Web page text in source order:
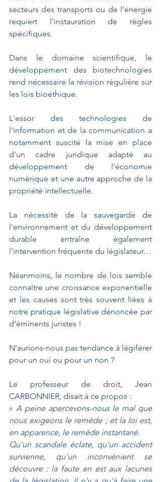
secteurs des transports ou de l’énergie
requiert l'instauration de règles
spécifiques.
Dans le domaine scientifique, le
développement des biotechnologies
rend nécessaire la révision régulière sur
les lois bioéthique.
L'essor des technologies de
l'information et de la communication a
notamment suscité la mise en place
d'un cadre juridique adapté au
développement de l'économie
numérique et une autre approche de la
propriété intellectuelle.
La nécessité de la sauvegarde de
l'environnement et du développement
durable entraîne également
l'intervention fréquente du législateur…
Néanmoins, le nombre de lois semble
connaître une croissance exponentielle
et les causes sont très souvent liées à
notre pratique législative dénoncée par
d’éminents juristes !
N’aurions-nous pas tendance à légiférer
pour un oui ou pour un non ?
Le professeur de droit, Jean
CARBONNIER, disait à ce propos :
« A peine apercevons-nous le mal que
nous exigeons le remède ; et la loi est,
en apparence, le remède instantané.
Qu'un scandale éclate, qu'un accident
survienne, qu'un inconvénient se
découvre : la faute en est aux lacunes